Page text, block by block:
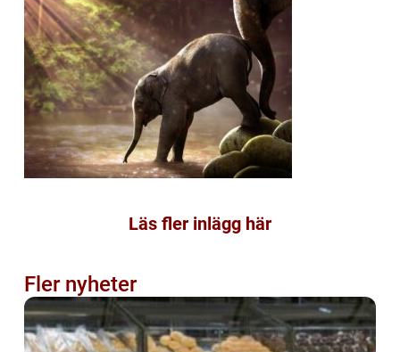
Läs fler inlägg här
Fler nyheter